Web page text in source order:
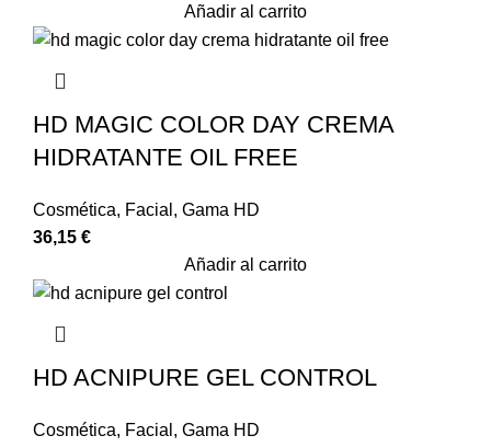
Añadir al carrito
HD MAGIC COLOR DAY CREMA
HIDRATANTE OIL FREE
Cosmética, Facial , Gama HD
36,15 €
Añadir al carrito
HD ACNIPURE GEL CONTROL
Cosmética, Facial , Gama HD